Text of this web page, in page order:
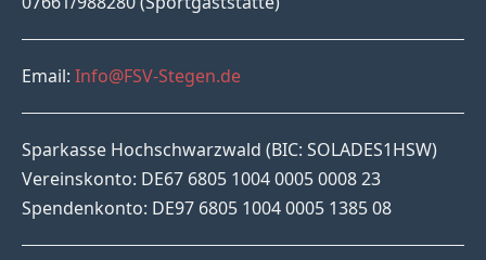
Email: Info@FSV-Stegen.de
Sparkasse Hochschwarzwald (BIC: SOLADES1HSW)
Vereinskonto: DE67 6805 1004 0005 0008 23
Spendenkonto: DE97 6805 1004 0005 1385 08